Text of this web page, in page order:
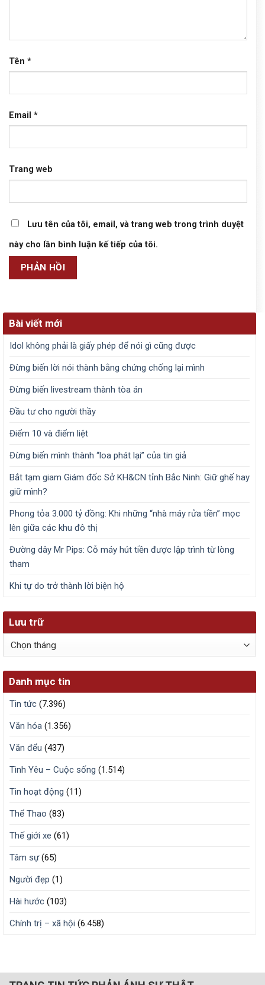
Tên *
Email *
Trang web
Lưu tên của tôi, email, và trang web trong trình duyệt
này cho lần bình luận kế tiếp của tôi.
Bài viết mới
Idol không phải là giấy phép để nói gì cũng được
Đừng biến lời nói thành bằng chứng chống lại mình
Đừng biến livestream thành tòa án
Đầu tư cho người thầy
Điểm 10 và điểm liệt
Đừng biến mình thành “loa phát lại” của tin giả
Bắt tạm giam Giám đốc Sở KH&CN tỉnh Bắc Ninh: Giữ ghế hay
giữ mình?
Phong tỏa 3.000 tỷ đồng: Khi những “nhà máy rửa tiền” mọc
lên giữa các khu đô thị
Đường dây Mr Pips: Cỗ máy hút tiền được lập trình từ lòng
tham
Khi tự do trở thành lời biện hộ
Lưu trữ
Lưu
Danh mục tin
Tin tức (7.396)
Văn hóa (1.356)
Văn đểu (437)
Tình Yêu – Cuộc sống (1.514)
Tin hoạt động (11)
Thể Thao (83)
Thế giới xe (61)
Tâm sự(65)
Người đẹp (1)
Hài hước (103)
Chính trị – xã hội (6.458)